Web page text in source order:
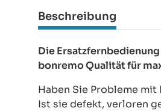
Beschreibung
Die
bonremo Qualität für
Haben Sie Probleme
Ist sie defekt, verloren